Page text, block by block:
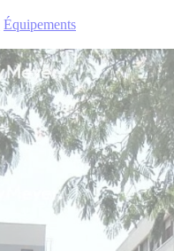
Équipements